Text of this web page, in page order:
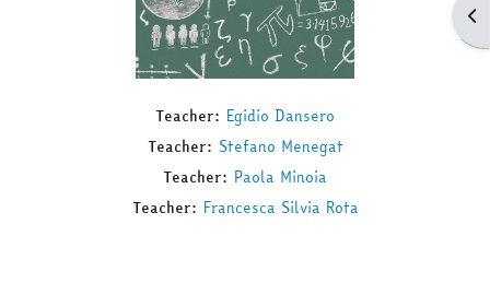
Teacher: Egidio Dansero
Teacher: Stefano Menegat
Teacher: Paola Minoia
Teacher: Francesca Silvia Rota